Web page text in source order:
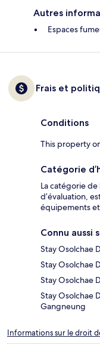
Autres
Espaces
Frais et
Conditions
This property
Catégorie
La catégorie
d’évaluation,
équipements et
Connu aussi
Stay Osolchae
Stay Osolchae
Stay Osolchae
Stay Osolchae
Gangneung
Informations sur le droit